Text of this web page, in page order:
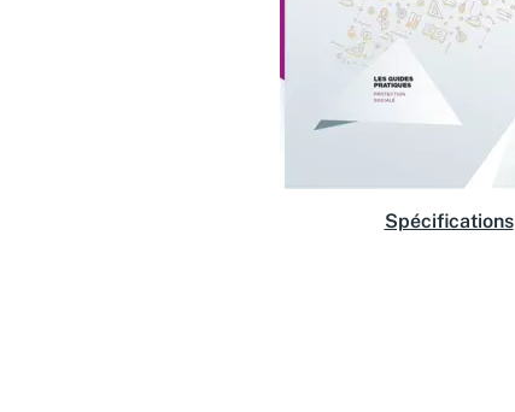
Spécifications